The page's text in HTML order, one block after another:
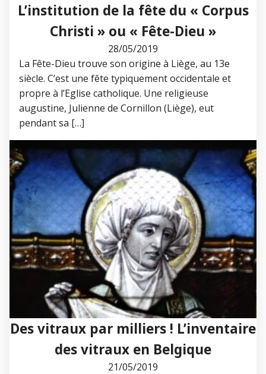
L’institution de la fête du « Corpus
Christi » ou « Fête-Dieu »
28/05/2019
La Fête-Dieu trouve son origine à Liège, au 13e
siècle. C’est une fête typiquement occidentale et
propre à l’Eglise catholique. Une religieuse
augustine, Julienne de Cornillon (Liège), eut
pendant sa […]
Des vitraux par milliers ! L’inventaire
des vitraux en Belgique
21/05/2019